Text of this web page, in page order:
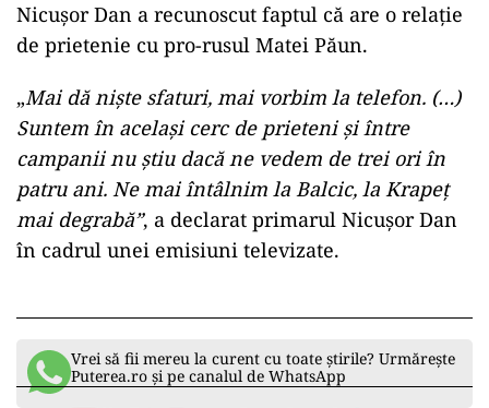
Nicușor Dan a recunoscut faptul că are o relație
de prietenie cu pro-rusul Matei Păun.
„Mai dă nişte sfaturi, mai vorbim la telefon. (…)
Suntem în acelaşi cerc de prieteni şi între
campanii nu ştiu dacă ne vedem de trei ori în
patru ani. Ne mai întâlnim la Balcic, la Krapeţ
mai degrabă”, a declarat primarul Nicușor Dan
în cadrul unei emisiuni televizate.
Vrei să fii mereu la curent cu toate știrile? Urmărește
Puterea.ro și pe canalul de WhatsApp